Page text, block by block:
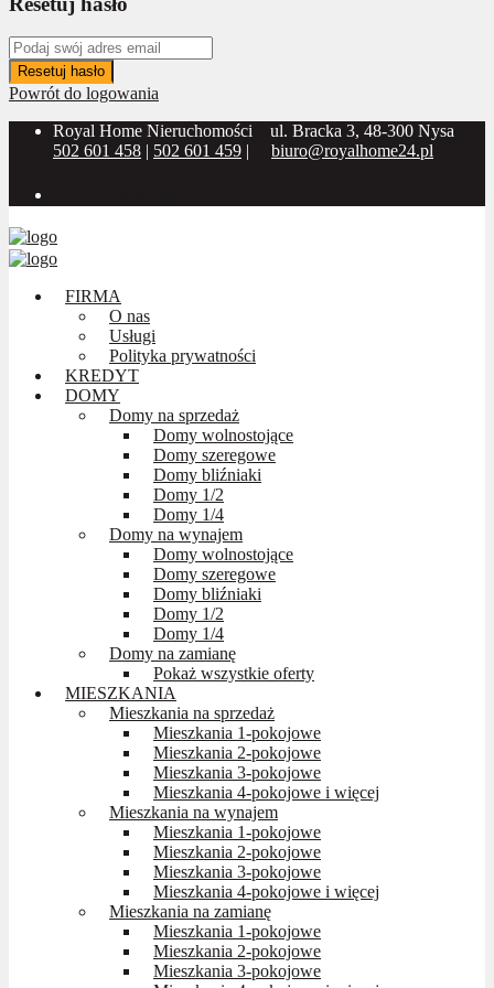
Resetuj hasło
Powrót do logowania
Royal Home Nieruchomości
ul. Bracka 3, 48-300 Nysa
502 601 458 | 502 601 459 | biuro@royalhome24.pl
FIRMA
O nas
Usługi
Polityka prywatności
KREDYT
DOMY
Domy na sprzedaż
Domy wolnostojące
Domy szeregowe
Domy bliźniaki
Domy 1/2
Domy 1/4
Domy na wynajem
Domy wolnostojące
Domy szeregowe
Domy bliźniaki
Domy 1/2
Domy 1/4
Domy na zamianę
Pokaż wszystkie oferty
MIESZKANIA
Mieszkania na sprzedaż
Mieszkania 1-pokojowe
Mieszkania 2-pokojowe
Mieszkania 3-pokojowe
Mieszkania 4-pokojowe i więcej
Mieszkania na wynajem
Mieszkania 1-pokojowe
Mieszkania 2-pokojowe
Mieszkania 3-pokojowe
Mieszkania 4-pokojowe i więcej
Mieszkania na zamianę
Mieszkania 1-pokojowe
Mieszkania 2-pokojowe
Mieszkania 3-pokojowe